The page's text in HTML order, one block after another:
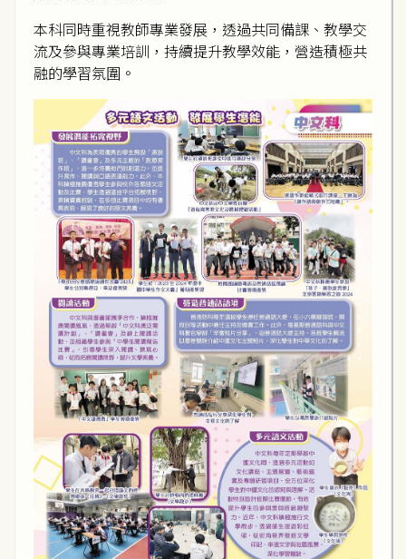
本科同時重視教師專業發展，透過共同備課、教學交
流及參與專業培訓，持續提升教學效能，營造積極共
融的學習氛圍。